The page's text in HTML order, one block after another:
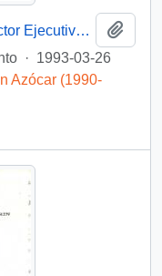
[Carta adjunta solicitud al Sr. Director Ejecutivo de Televisión Nacional de Chile]
· 1993-03-26
Azócar (1990-